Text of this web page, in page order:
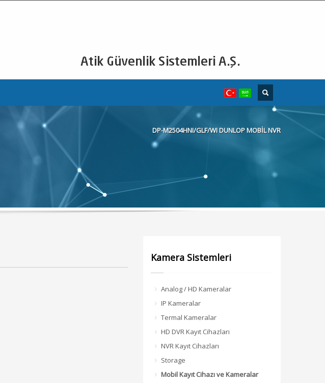
DP-M2504HNI/GLF/WI DUNLOP MOBİL NVR
Kamera Sistemleri
Analog / HD Kameralar
IP Kameralar
Termal Kameralar
HD DVR Kayıt Cihazları
NVR Kayıt Cihazları
Storage
Mobil Kayıt Cihazı ve Kameralar